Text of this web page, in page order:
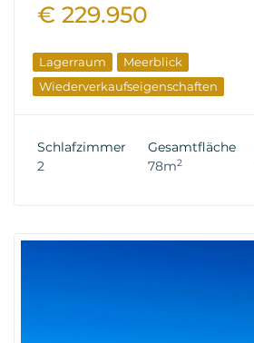
€ 229.950
Lagerraum
Meerblick
Wiederverkaufseigenschaften
Schlafzimmer
2
Gesamtfläche
78m2